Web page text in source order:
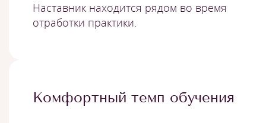
Наставник находится рядом во время
отработки практики.
Комфортный темп обучения